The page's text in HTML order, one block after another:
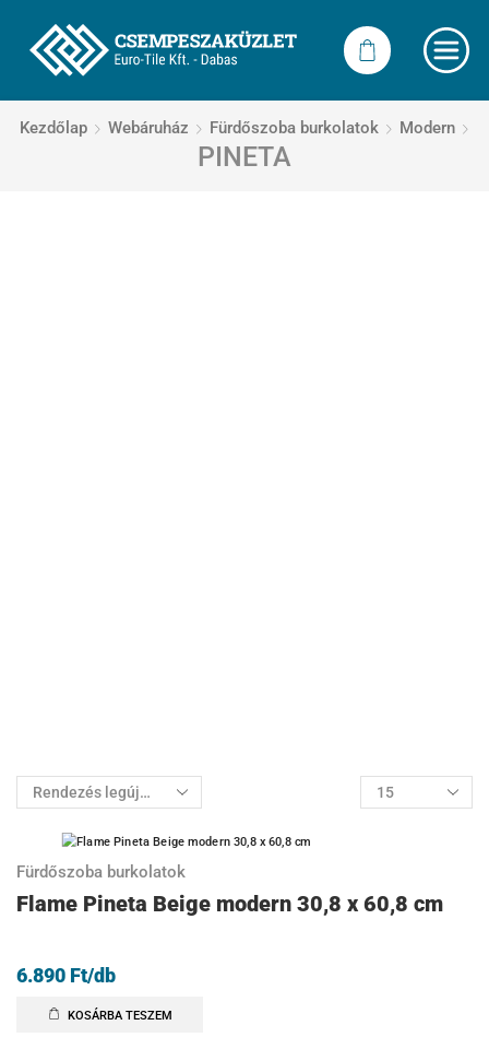
Kezdőlap Webáruház Fürdőszoba burkolatok Modern
PINETA
Fürdőszoba burkolatok
Flame Pineta Beige modern 30,8 x 60,8 cm
6.890 Ft/db
KOSÁRBA TESZEM